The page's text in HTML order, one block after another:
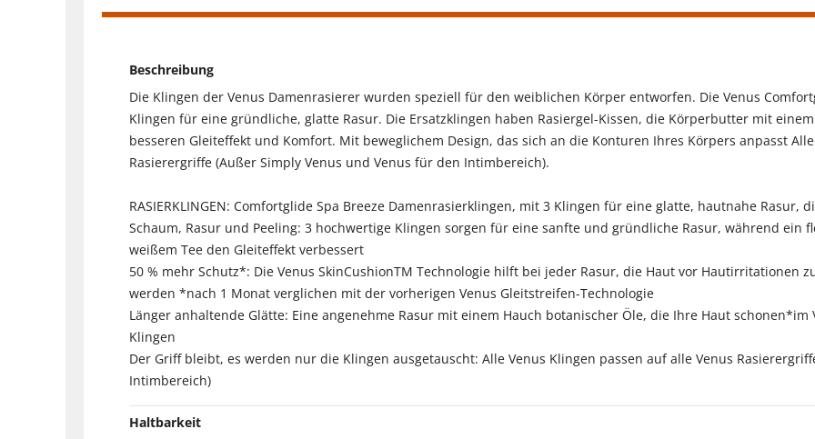
Beschreibung
Die Klingen der Venus Damenrasierer wurden speziell für den weiblichen Körper entworfen. Die Venus
Klingen für eine gründliche, glatte Rasur. Die Ersatzklingen haben Rasiergel-Kissen, die Körperbutter mit
besseren Gleiteffekt und Komfort. Mit beweglichem Design, das sich an die Konturen Ihres Körpers anpasst
Rasierergriffe (Außer Simply Venus und Venus für den Intimbereich).
RASIERKLINGEN: Comfortglide Spa Breeze Damenrasierklingen, mit 3 Klingen für eine glatte, hautnahe Rasur,
Schaum, Rasur und Peeling: 3 hochwertige Klingen sorgen für eine sanfte und gründliche Rasur, während ein
weißem Tee den Gleiteffekt verbessert
50 % mehr Schutz*: Die Venus SkinCushionTM Technologie hilft bei jeder Rasur, die Haut vor Hautirritationen
werden *nach 1 Monat verglichen mit der vorherigen Venus Gleitstreifen-Technologie
Länger anhaltende Glätte: Eine angenehme Rasur mit einem Hauch botanischer Öle, die Ihre Haut schonen*im
Klingen
Der Griff bleibt, es werden nur die Klingen ausgetauscht: Alle Venus Klingen passen auf alle Venus
Intimbereich)
Haltbarkeit